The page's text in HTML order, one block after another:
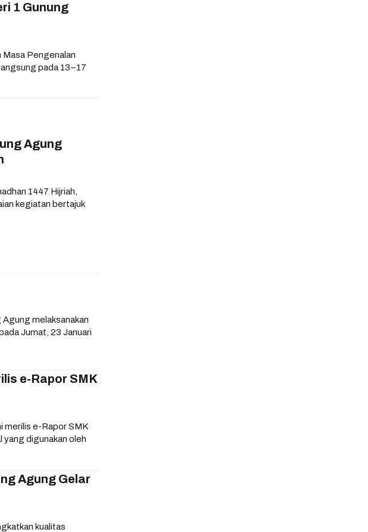
1 Gunung
Masa Pengenalan
pada 13–17
Agung
1447 Hijriah,
kegiatan bertajuk
melaksanakan
Jumat, 23 Januari
e-Rapor SMK
merilis e-Rapor SMK
digunakan oleh
Agung Gelar
kualitas